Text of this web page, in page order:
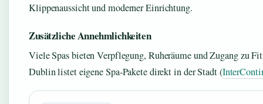
Klippenaussicht und moderner Einrichtung.
Zusätzliche Annehmlichkeiten
Viele Spas bieten Verpflegung, Ruheräume und Zugang zu
Dublin listet eigene Spa-Pakete direkt in der Stadt (